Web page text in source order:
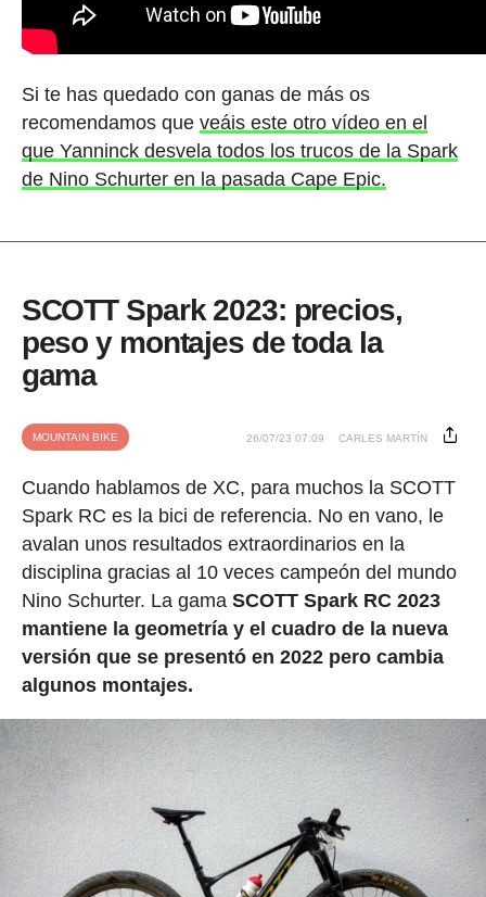
Si te has quedado con ganas de más os
recomendamos que veáis este otro vídeo en el
que Yanninck desvela todos los trucos de la Spark
de Nino Schurter en la pasada Cape Epic.
SCOTT Spark 2023: precios,
peso y montajes de toda la
gama
MOUNTAIN BIKE 26/07/23 07:09 CARLES MARTÍN
Cuando hablamos de XC, para muchos la SCOTT
Spark RC es la bici de referencia. No en vano, le
avalan unos resultados extraordinarios en la
disciplina gracias al 10 veces campeón del mundo
Nino Schurter. La gama SCOTT Spark RC 2023
mantiene la geometría y el cuadro de la nueva
versión que se presentó en 2022 pero cambia
algunos montajes.